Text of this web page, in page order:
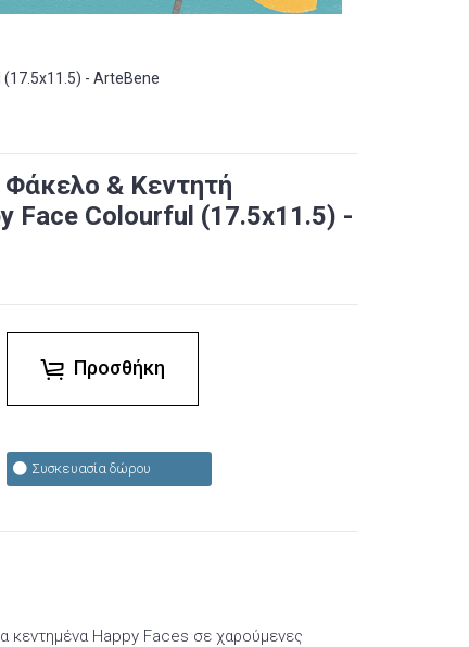
(17.5x11.5) - ArteBene
Φάκελο & Κεντητή
Face Colourful (17.5x11.5) -
Προσθήκη
Συσκευασία δώρου
κεντημένα Happy Faces σε χαρούμενες